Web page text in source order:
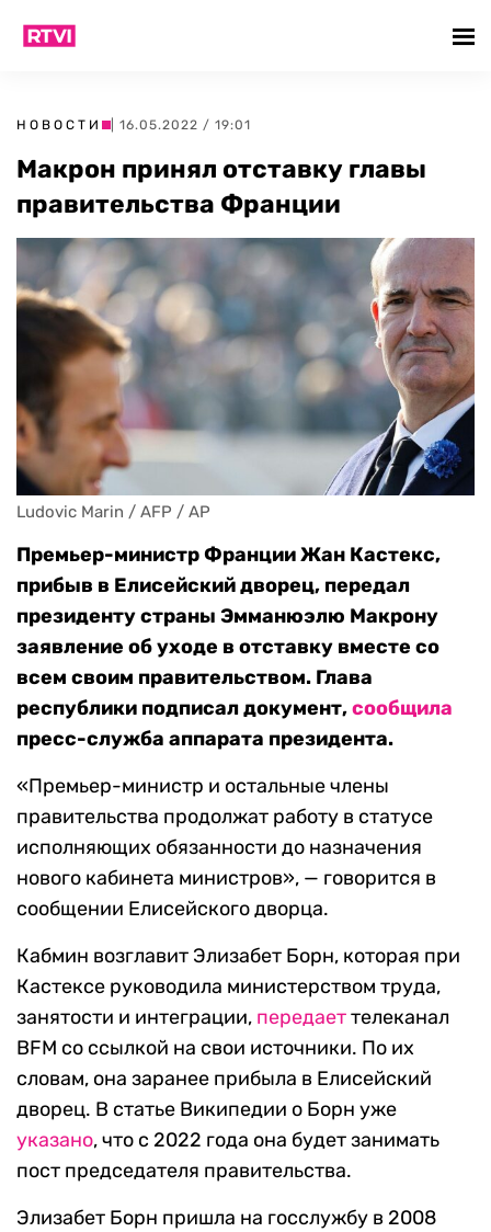
НОВОСТИ | 16.05.2022 / 19:01
Макрон принял отставку главы
правительства Франции
Ludovic Marin / AFP / AP
Премьер-министр Франции Жан Кастекс,
прибыв в Елисейский дворец, передал
президенту страны Эмманюэлю Макрону
заявление об уходе в отставку вместе со
всем своим правительством. Глава
республики подписал документ,сообщила
пресс-служба аппарата президента.
«Премьер-министр и остальные члены
правительства продолжат работу в статусе
исполняющих обязанности до назначения
нового кабинета министров», — говорится в
сообщении Елисейского дворца.
Кабмин возглавит Элизабет Борн, которая при
Кастексе руководила министерством труда,
занятости и интеграции, передаеттелеканал
BFM со ссылкой на свои источники. По их
словам, она заранее прибыла в Елисейский
дворец. В статье Википедии о Борн уже
указано, что с 2022 года она будет занимать
пост председателя правительства.
Элизабет Борн пришла на госслужбу в 2008